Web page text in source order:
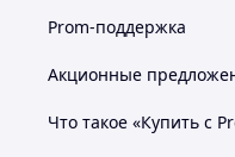
Prom-поддержка
Акционные
Что такое «Купить с